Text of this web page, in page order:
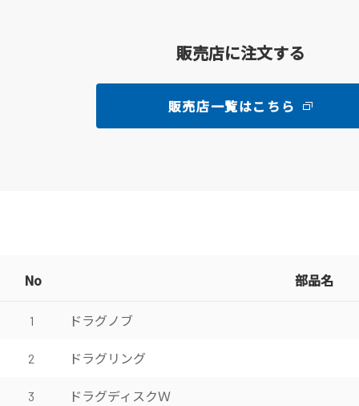
販売店に注文する
販売店一覧はこちら
No 部品名
1 ドラグノブ
2 ドラグリング
3 ドラグディスクＷ